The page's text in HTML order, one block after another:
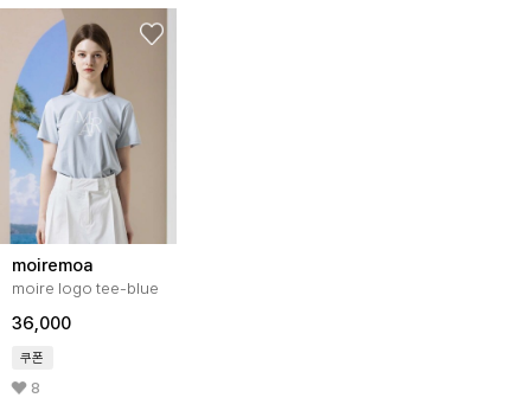
moiremoa
moire logo tee-blue
36,000
쿠폰
8